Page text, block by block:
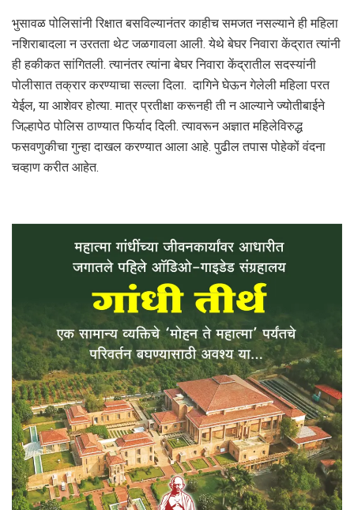
भुसावळ पोलिसांनी रिक्षात बसविल्यानंतर काहीच समजत नसल्याने ही महिला
नशिराबादला न उरतता थेट जळगावला आली. येथे बेघर निवारा केंद्रात त्यांनी
ही हकीकत सांगितली. त्यानंतर त्यांना बेघर निवारा केंद्रातील सदस्यांनी
पोलीसात तक्रार करण्याचा सल्ला दिला. दागिने घेऊन गेलेली महिला परत
येईल, या आशेवर होत्या. मात्र प्रतीक्षा करूनही ती न आल्याने ज्योतीबाईने
जिल्हापेठ पोलिस ठाण्यात फिर्याद दिली. त्यावरून अज्ञात महिलेविरुद्ध
फसवणुकीचा गुन्हा दाखल करण्यात आला आहे. पुढील तपास पोहेकों वंदना
चव्हाण करीत आहेत.